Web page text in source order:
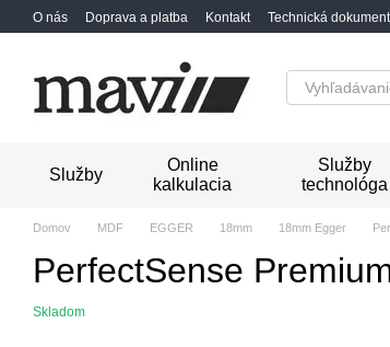
Перейти к основному контенту
O nás Doprava a platba Kontakt Technická
Služby
Online
kalkulacia
Služby
technológa
Domov MDF EGGER 18mm 18mm Egger
PerfectSense
Skladom